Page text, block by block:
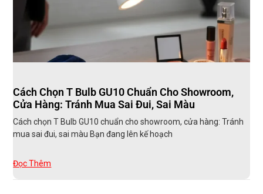
Cách Chọn T Bulb GU10 Chuẩn Cho Showroom,
Cửa Hàng: Tránh Mua Sai Đui, Sai Màu
Cách chọn T Bulb GU10 chuẩn cho showroom, cửa hàng: Tránh
mua sai đui, sai màu Bạn đang lên kế hoạch
Đọc Thêm